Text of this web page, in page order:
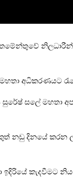
අධිකරණයට
සලේ මහතා
නඩු දිනයේ කරන
කැදවීමට